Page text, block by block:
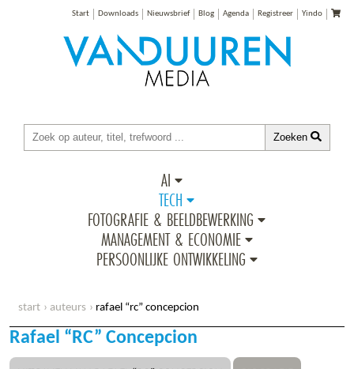
Start Downloads Nieuwsbrief Blog Agenda Registreer Yindo
Zoeken
AI
TECH
FOTOGRAFIE & BEELDBEWERKING
MANAGEMENT & ECONOMIE
PERSOONLIJKE ONTWIKKELING
start auteurs rafael “rc” concepcion
Rafael “RC” Concepcion